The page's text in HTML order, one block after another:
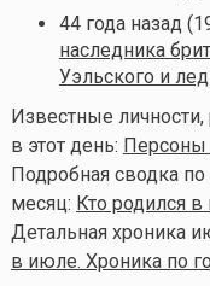
44 года назад
наследника
Уэльского и
Известные
в этот день: Персоны
Подробная сводка
месяц: Кто родился
Детальная хроника
в июле. Хроника по